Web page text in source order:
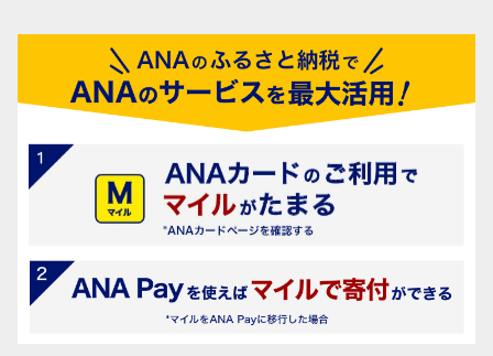
【金屋区】ふるさと応援プロジェ
クト
金屋区を直接選択して応援するこ
とができる事業です。 地域が主体
る事業に寄附金を活用する補助金
制度によって金屋区の活動を支援
します。
20
【温江区】ふるさと応援プロジェ
クト
温江区を直接選択して応援するこ